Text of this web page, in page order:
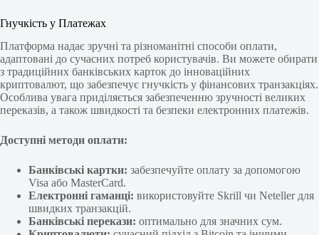
Гнучкість у Платежах
Платформа надає зручні та різноманітні способи оплати,
адаптовані до сучасних потреб користувачів. Ви можете обирати
з традиційних банківських карток до інноваційних
криптовалют, що забезпечує гнучкість у фінансових транзакціях.
Особлива увага приділяється забезпеченню зручності великих
переказів, а також швидкості та безпеки електронних платежів.
Доступні методи оплати:
Банківські картки: забезпечуйте оплату за допомогою
Visa або MasterCard.
Електронні гаманці: використовуйте Skrill чи Neteller для
швидких транзакцій.
Банківські перекази: оптимально для значних сум.